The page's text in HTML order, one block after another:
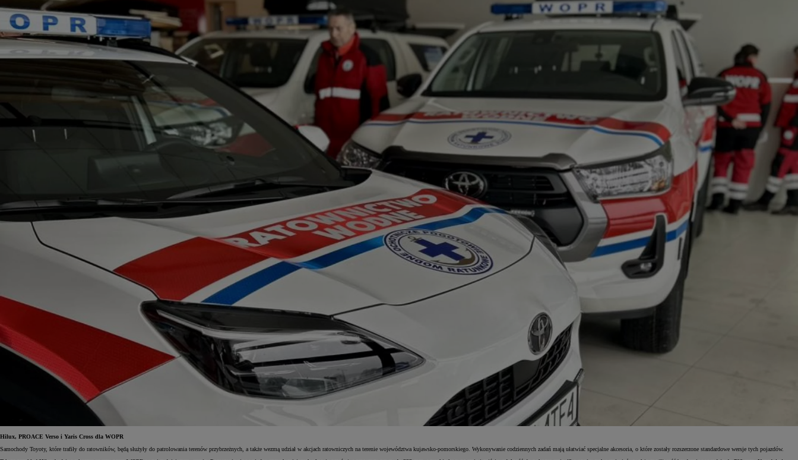
Hilux, PROACE Verso i Yaris Cross dla WOPR
Samochody Toyoty, które trafiły do ratowników, będą służyły do patrolowania terenów przybrzeżnych, a także wezmą udział w akcjach ratowniczych na terenie województwa kujawsko-pomorskiego. Wykonywanie codziennych zadań mają ułatwiać specjalne akcesoria, o które zostały rozszerzone standardowe wersje tych pojazdów.